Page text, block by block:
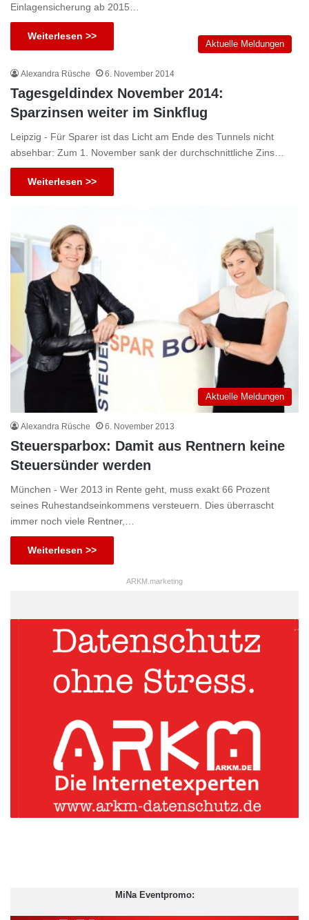
Einlagensicherung ab 2015…
Weiterlesen >>
Aktuelle Meldungen
Alexandra Rüsche 6. November 2014
Tagesgeldindex November 2014:
Sparzinsen weiter im Sinkflug
Leipzig - Für Sparer ist das Licht am Ende des Tunnels nicht
absehbar: Zum 1. November sank der durchschnittliche Zins…
Weiterlesen >>
Aktuelle Meldungen
Alexandra Rüsche 6. November 2013
Steuersparbox: Damit aus Rentnern keine
Steuersünder werden
München - Wer 2013 in Rente geht, muss exakt 66 Prozent
seines Ruhestandseinkommens versteuern. Dies überrascht
immer noch viele Rentner,…
Weiterlesen >>
ARKM.marketing
MiNa Eventpromo: